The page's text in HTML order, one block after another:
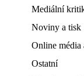
Mediální
Noviny a tisk
Online média
Ostatní